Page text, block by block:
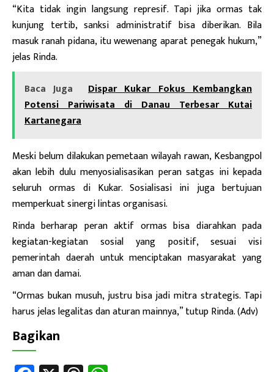
“Kita tidak ingin langsung represif. Tapi jika ormas tak
kunjung tertib, sanksi administratif bisa diberikan. Bila
masuk ranah pidana, itu wewenang aparat penegak hukum,”
jelas Rinda.
Baca Juga
Dispar Kukar Fokus Kembangkan
Potensi Pariwisata di Danau Terbesar Kutai
Kartanegara
Meski belum dilakukan pemetaan wilayah rawan, Kesbangpol
akan lebih dulu menyosialisasikan peran satgas ini kepada
seluruh ormas di Kukar. Sosialisasi ini juga bertujuan
memperkuat sinergi lintas organisasi.
Rinda berharap peran aktif ormas bisa diarahkan pada
kegiatan-kegiatan sosial yang positif, sesuai visi
pemerintah daerah untuk menciptakan masyarakat yang
aman dan damai.
“Ormas bukan musuh, justru bisa jadi mitra strategis. Tapi
harus jelas legalitas dan aturan mainnya,” tutup Rinda. (Adv)
Bagikan